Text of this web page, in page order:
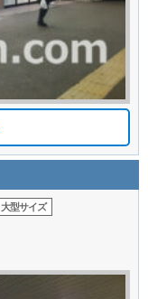
大型サイズ